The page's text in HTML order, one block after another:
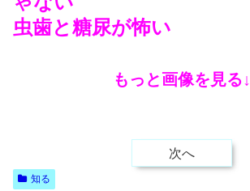
虫歯と糖尿が怖い
もっと画像を見る↓
次へ
知る